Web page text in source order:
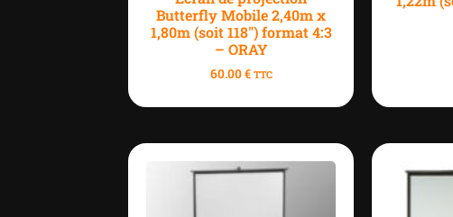
Butterfly Mobile 2,40m x
1,80m (soit 118″) format 4:3
– ORAY
60.00€ TTC